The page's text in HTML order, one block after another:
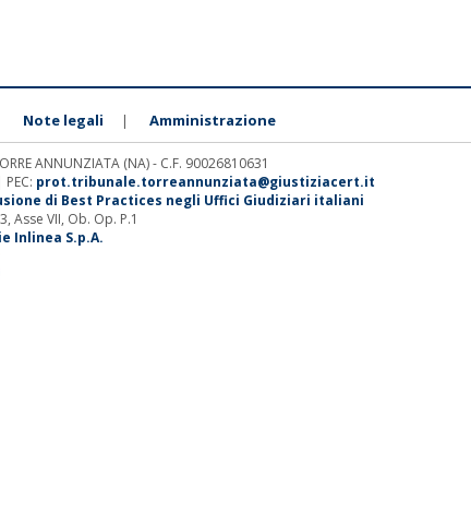
Note legali | Amministrazione
ANNUNZIATA (NA) - C.F. 90026810631
| PEC: prot.tribunale.torreannunziata@giustiziacert.it
di Best Practices negli Uffici Giudiziari italiani
Asse VII, Ob. Op. P.1
Inlinea S.p.A.